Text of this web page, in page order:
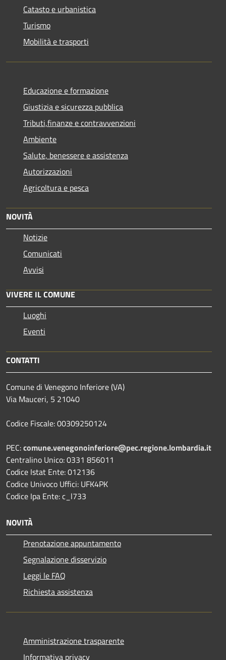
Catasto e urbanistica
Turismo
Mobilità e trasporti
Educazione e formazione
Giustizia e sicurezza pubblica
Tributi,finanze e contravvenzioni
Ambiente
Salute, benessere e assistenza
Autorizzazioni
Agricoltura e pesca
NOVITÀ
Notizie
Comunicati
Avvisi
VIVERE IL COMUNE
Luoghi
Eventi
CONTATTI
Comune di Venegono Inferiore (VA)
Via Mauceri, 5 21040
Codice Fiscale: 00309250124
PEC:comune.venegonoinferiore@pec.regione.lombardia.it
Centralino Unico: 0331 856011
Codice Istat Ente: 012136
Codice Univoco Uffici: UFK4PK
Codice Ipa Ente: c_l733
NOVITÀ
Prenotazione appuntamento
Segnalazione disservizio
Leggi le FAQ
Richiesta assistenza
Amministrazione trasparente
Informativa privacy